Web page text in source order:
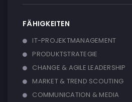
FÄHIGKEITEN
IT-PROJEKTMANAGEMENT
PRODUKTSTRATEGIE
CHANGE & AGILE LEADERSHIP
MARKET & TREND SCOUTING
COMMUNICATION & MEDIA